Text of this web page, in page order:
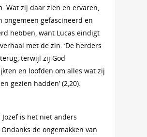
Wat zij daar zien en ervaren,
ongemeen gefascineerd en
hebben, want Lucas eindigt
met de zin: ‘De herders
terwijl zij God
en loofden om alles wat zij
gezien hadden’ (2,20).
is het niet anders
de ongemakken van